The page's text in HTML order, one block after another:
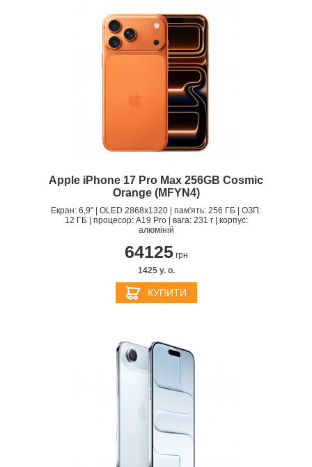
Генератори і Зарядні станції
Apple iPhone 17 Pro Max 256GB Cosmic
Orange (MFYN4)
Екран: 6,9" | OLED 2868x1320 | пам'ять: 256 ГБ | ОЗП:
12 ГБ | процесор: A19 Pro | вага: 231 г | корпус:
алюміній
64125грн
1425 y. о.
КУПИТИ